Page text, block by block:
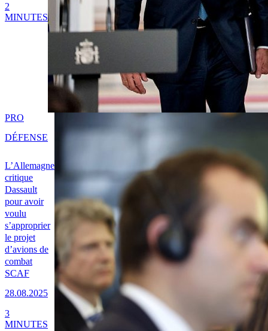
2
MINUTES
L’Allemagne
critique
Dassault
pour avoir
voulu
s’approprier
le projet
d’avions de
combat
SCAF
28.08.2025
PRO
DÉFENSE
3
MINUTES